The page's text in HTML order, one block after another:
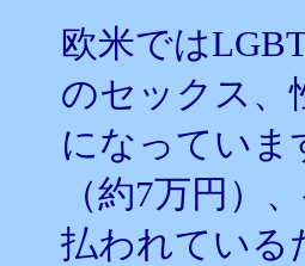
欧米では
のセックス、
になっていま
（約7万円）
払われている